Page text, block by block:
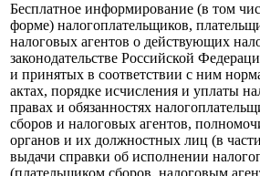
Бесплатное информирование (в том
форме) налогоплательщиков,
налоговых агентов о действующих
законодательстве Российской
и принятых в соответствии с ним
актах, порядке исчисления и уплаты
правах и обязанностях
сборов и налоговых агентов,
органов и их должностных лиц (в
выдачи справки об исполнении